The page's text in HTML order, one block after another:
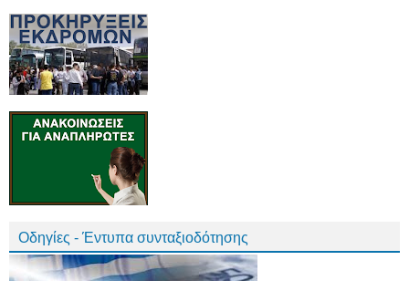
Οδηγίες - Έντυπα συνταξιοδότησης